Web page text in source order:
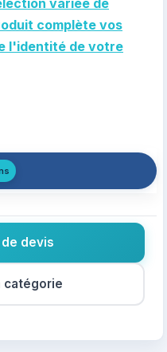
complète vos
l'identité de votre
devis
catégorie